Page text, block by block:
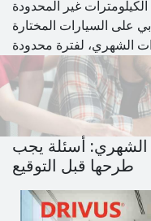
الشهري: أسئلة يجب
طرحها قبل التوقيع